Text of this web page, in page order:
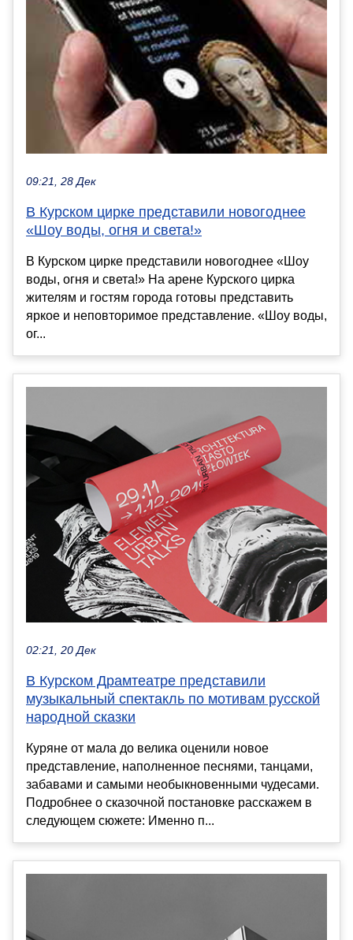
09:21, 28 Дек
В Курском цирке представили новогоднее
«Шоу воды, огня и света!»
В Курском цирке представили новогоднее «Шоу
воды, огня и света!» На арене Курского цирка
жителям и гостям города готовы представить
яркое и неповторимое представление. «Шоу воды,
ог...
02:21, 20 Дек
В Курском Драмтеатре представили
музыкальный спектакль по мотивам русской
народной сказки
Куряне от мала до велика оценили новое
представление, наполненное песнями, танцами,
забавами и самыми необыкновенными чудесами.
Подробнее о сказочной постановке расскажем в
следующем сюжете: Именно п...